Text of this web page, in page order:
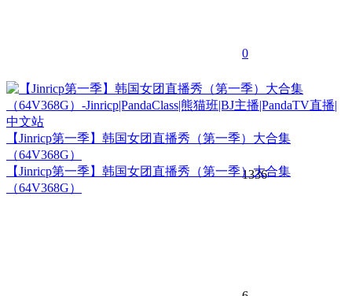
0
1336
【Jinricp第一季】韩国女团直播秀（第一季）大合集
（64V368G）
【Jinricp第一季】韩国女团直播秀（第一季）大合集
（64V368G）